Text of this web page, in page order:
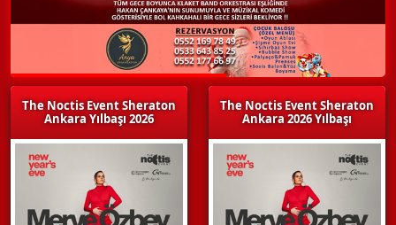
The Noctis Event Sheraton
Ankara Yılbaşı 2026
The Noctis Event Sheraton
Ankara 2026 Yılbaşı